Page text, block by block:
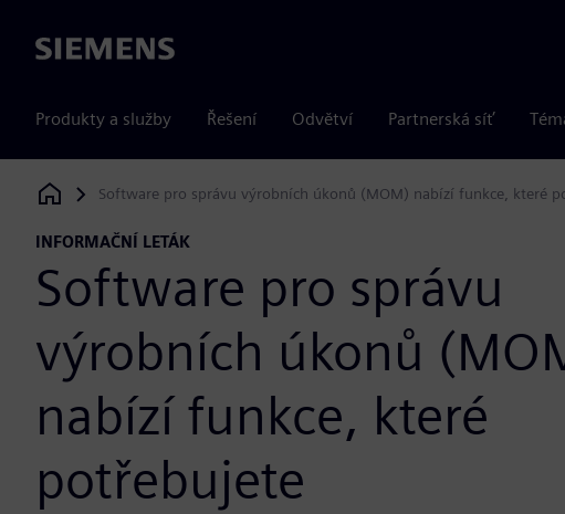
Siemens
Produkty a služby Řešení Odvětví Partnerská síť
Siemens Digital Industries Software
Software pro správu výrobních úkonů (MOM) nabízí funkce, které
INFORMAČNÍ LETÁK
Software pro správu
výrobních úkonů
nabízí funkce, které
potřebujete